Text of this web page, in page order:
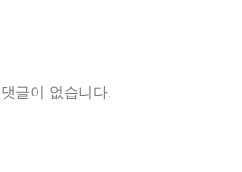
글이 없습니다.